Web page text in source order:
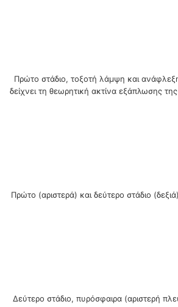
Πρώτο στάδιο, τοξοτή λάμψη και
δείχνει τη θεωρητική ακτίνα εξάπλωσης
Πρώτο (αριστερά) και δεύτερο στάδιο
Δεύτερο στάδιο, πυρόσφαιρα (αριστερή